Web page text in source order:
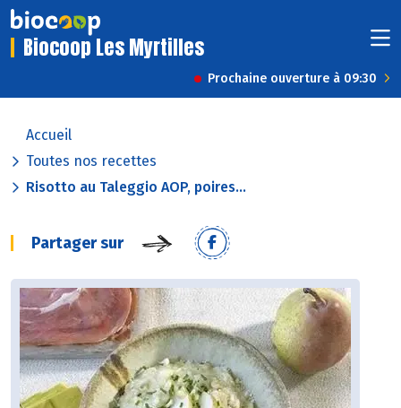
Biocoop Les Myrtilles
Prochaine ouverture à 09:30
Accueil
Toutes nos recettes
Risotto au Taleggio AOP, poires...
Partager sur